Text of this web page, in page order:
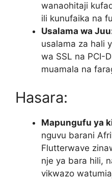
wanaohitaji
ili kunufaika na
Usalama wa
usalama za hali
wa SSL na PCI-
muamala na
Hasara:
Mapungufu ya
nguvu barani
Flutterwave
nje ya bara hili,
vikwazo